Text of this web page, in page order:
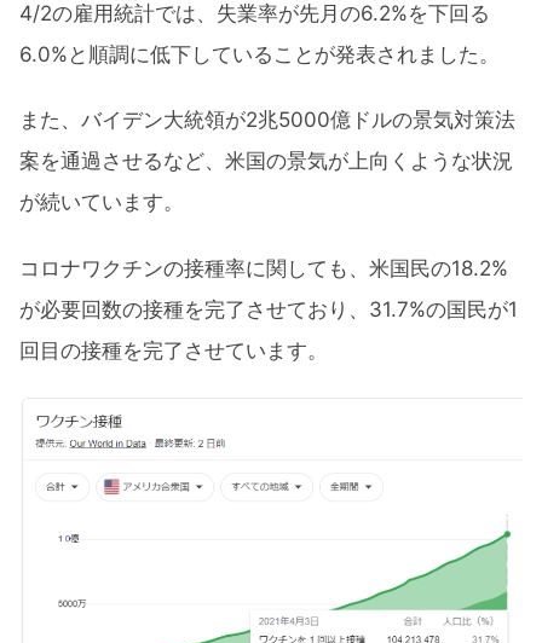
4/2の雇用統計では、失業率が先月の6.2%を下回る
6.0%と順調に低下していることが発表されました。
また、バイデン大統領が2兆5000億ドルの景気対策法
案を通過させるなど、米国の景気が上向くような状況
が続いています。
コロナワクチンの接種率に関しても、米国民の18.2%
が必要回数の接種を完了させており、31.7%の国民が1
回目の接種を完了させています。